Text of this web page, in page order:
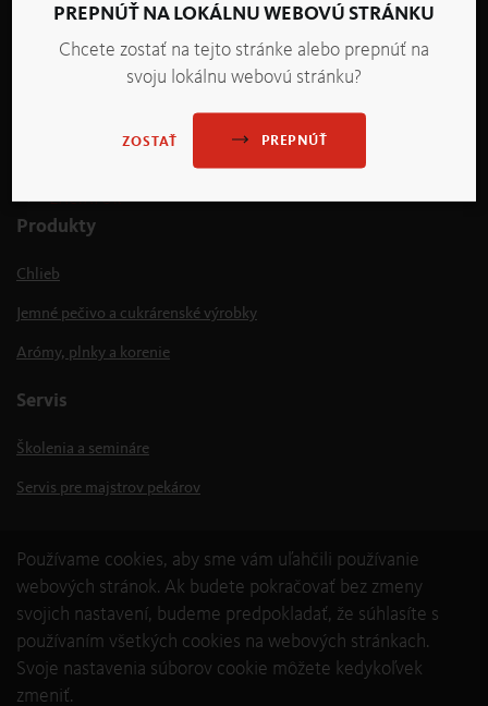
PREPNÚŤ NA LOKÁLNU WEBOVÚ STRÁNKU
Chcete zostať na tejto stránke alebo prepnúť na
svoju lokálnu webovú stránku?
ZOSTAŤ PREPNÚŤ
BACKALDRIN Slovakia, spol. s r.o. Galvaniho 12/B
ZAČIATOK
Produkty
Chlieb
Jemné pečivo a cukrárenské výrobky
Arómy, plnky a korenie
Servis
Školenia a semináre
Servis pre majstrov pekárov
Používame cookies, aby sme vám uľahčili používanie
webových stránok. Ak budete pokračovať bez zmeny
svojich nastavení, budeme predpokladať, že súhlasíte s
používaním všetkých cookies na webových stránkach.
Svoje nastavenia súborov cookie môžete kedykoľvek
zmeniť.